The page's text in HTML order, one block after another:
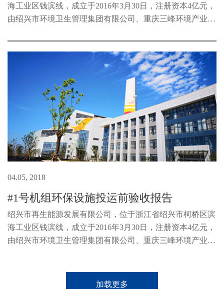
海工业区钱滨线，成立于2016年3月30日，注册资本4亿元，
由绍兴市环境卫生管理集团有限公司、重庆三峰环境产业集
04.05, 2018
#1号机组环保设施投运前验收报告
绍兴市再生能源发展有限公司，位于浙江省绍兴市柯桥区滨
海工业区钱滨线，成立于2016年3月30日，注册资本4亿元，
由绍兴市环境卫生管理集团有限公司、重庆三峰环境产业集
加载更多